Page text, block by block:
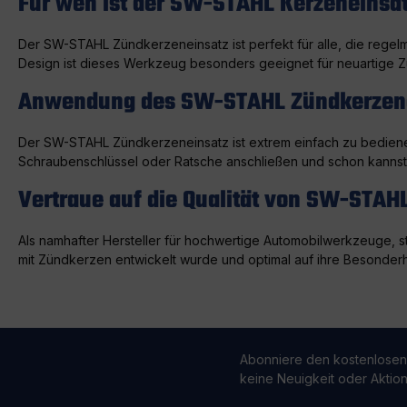
Der SW-STAHL Zündkerzeneinsatz ist perfekt für alle, die
Design ist dieses Werkzeug besonders geeignet für neuartige
Anwendung des SW-STAHL
Der SW-STAHL Zündkerzeneinsatz ist extrem einfach zu
Schraubenschlüssel oder Ratsche anschließen und schon
Vertraue auf die Qualität von SW-
Als namhafter Hersteller für hochwertige Automobilwerkzeuge,
mit Zündkerzen entwickelt wurde und optimal auf ihre
Abonniere den
keine Neuigkeit oder